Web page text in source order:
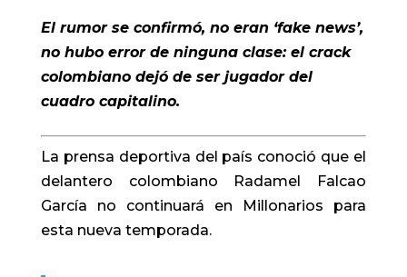
El rumor se confirmó, no eran ‘fake news’,
no hubo error de ninguna clase: el crack
colombiano dejó de ser jugador del
cuadro capitalino.
La prensa deportiva del país conoció que el
delantero colombiano Radamel Falcao
García no continuará en Millonarios para
esta nueva temporada.